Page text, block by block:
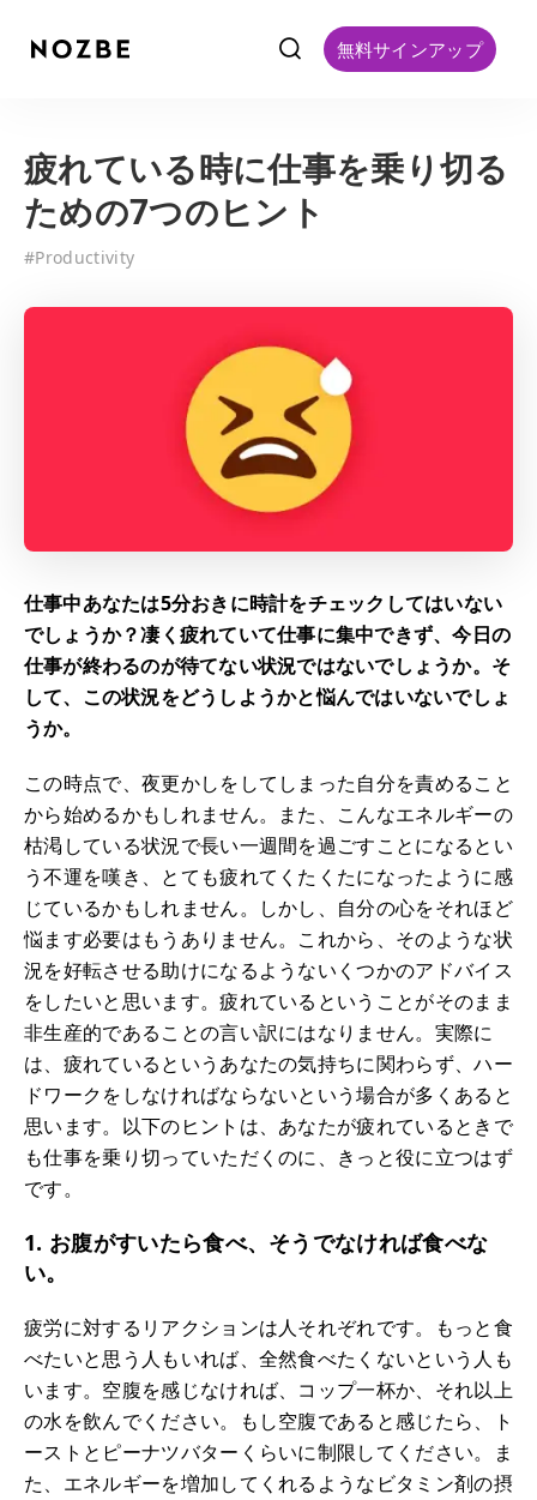
f 無料サインアップ
疲れている時に仕事を乗り切る
ための7つのヒント
#Productivity
仕事中あなたは5分おきに時計をチェックしてはいない
でしょうか？凄く疲れていて仕事に集中できず、今日の
仕事が終わるのが待てない状況ではないでしょうか。そ
して、この状況をどうしようかと悩んではいないでしょ
うか。
この時点で、夜更かしをしてしまった自分を責めること
から始めるかもしれません。また、こんなエネルギーの
枯渇している状況で長い一週間を過ごすことになるとい
う不運を嘆き、とても疲れてくたくたになったように感
じているかもしれません。しかし、自分の心をそれほど
悩ます必要はもうありません。これから、そのような状
況を好転させる助けになるようないくつかのアドバイス
をしたいと思います。疲れているということがそのまま
非生産的であることの言い訳にはなりません。実際に
は、疲れているというあなたの気持ちに関わらず、ハー
ドワークをしなければならないという場合が多くあると
思います。以下のヒントは、あなたが疲れているときで
も仕事を乗り切っていただくのに、きっと役に立つはず
です。
1. お腹がすいたら食べ、そうでなければ食べな
い。
疲労に対するリアクションは人それぞれです。もっと食
べたいと思う人もいれば、全然食べたくないという人も
います。空腹を感じなければ、コップ一杯か、それ以上
の水を飲んでください。もし空腹であると感じたら、ト
ーストとピーナツバターくらいに制限してください。ま
た、エネルギーを増加してくれるようなビタミン剤の摂